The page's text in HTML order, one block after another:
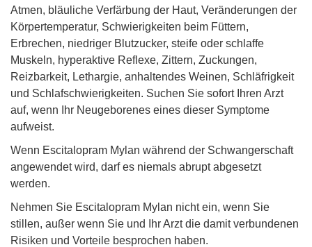
Atmen, bläuliche Verfärbung der Haut, Veränderungen der
Körpertemperatur, Schwierigkeiten beim Füttern,
Erbrechen, niedriger Blutzucker, steife oder schlaffe
Muskeln, hyperaktive Reflexe, Zittern, Zuckungen,
Reizbarkeit, Lethargie, anhaltendes Weinen, Schläfrigkeit
und Schlafschwierigkeiten. Suchen Sie sofort Ihren Arzt
auf, wenn Ihr Neugeborenes eines dieser Symptome
aufweist.
Wenn Escitalopram Mylan während der Schwangerschaft
angewendet wird, darf es niemals abrupt abgesetzt
werden.
Nehmen Sie Escitalopram Mylan nicht ein, wenn Sie
stillen, außer wenn Sie und Ihr Arzt die damit verbundenen
Risiken und Vorteile besprochen haben.